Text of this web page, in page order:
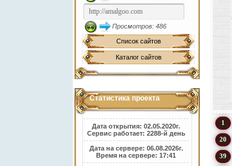
Просмотров: 486
Список сайтов
Каталог сайтов
Статистика проекта
Дата открытия: 02.05.2020г.
Сервис работает: 2288-й день
Дата на сервере: 06.08.2026г.
Время на сервере: 17:41
1
20
39